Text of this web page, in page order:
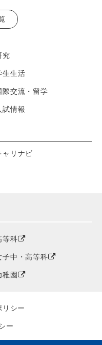
究
生生活
際交流・留学
試情報
ャリナビ
等科
子中・高等科
稚園
リシー
ー